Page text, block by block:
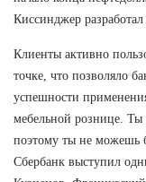
Киссинджер
Клиенты активно
точке, что позволяло
успешности
мебельной рознице. Ты
поэтому ты не можешь
Сбербанк выступил